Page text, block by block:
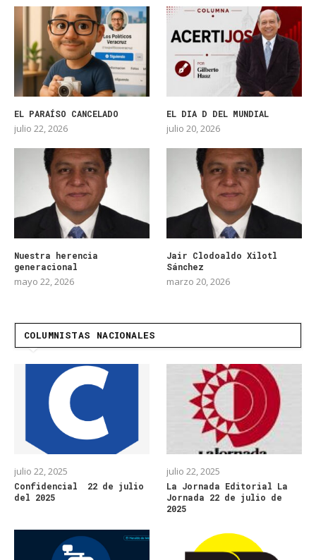
EL PARAÍSO CANCELADO
julio 22, 2026
EL DIA D DEL MUNDIAL
julio 20, 2026
Nuestra herencia
generacional
mayo 22, 2026
Jair Clodoaldo Xilotl
Sánchez
marzo 20, 2026
COLUMNISTAS NACIONALES
julio 22, 2025
Confidencial 22 de julio
del 2025
julio 22, 2025
La Jornada Editorial La
Jornada 22 de julio de
2025